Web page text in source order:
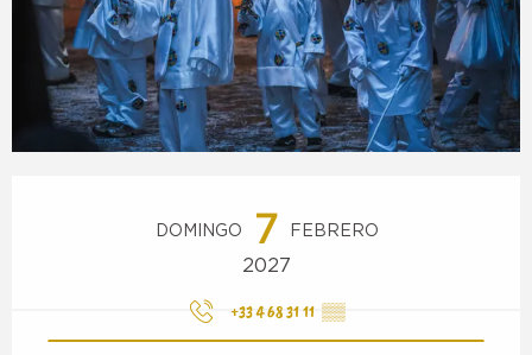
DOMINGO 7 FEBRERO
2027
+33 4 68 31 11 ▒▒